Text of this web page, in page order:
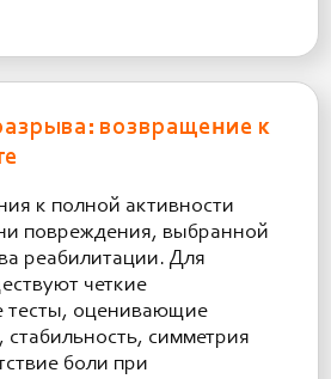
возвращение к
к полной активности
повреждения, выбранной
реабилитации. Для
четкие
тесты, оценивающие
стабильность, симметрия
боли при